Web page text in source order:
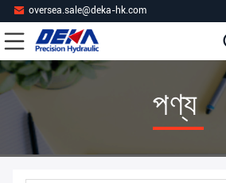
oversea.sale@deka-hk.com
পণ্য